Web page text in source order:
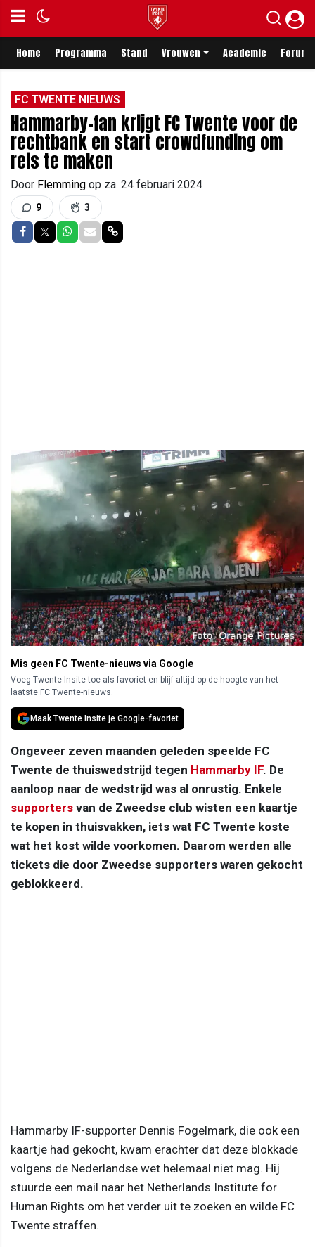
Home Programma Stand Vrouwen Academie Forum
FC TWENTE NIEUWS
Hammarby-fan krijgt FC Twente voor de
rechtbank en start crowdfunding om
reis te maken
Door Flemming op za. 24 februari 2024
9 3
Delen op Facebook
Delen op Twitter
Delen op Whatsapp
Delen via Mail
Delen via link
Mis geen FC Twente-nieuws via Google
Voeg Twente Insite toe als favoriet en blijf altijd op de hoogte van het
laatste FC Twente-nieuws.
Maak Twente Insite je Google-favoriet
Ongeveer zeven maanden geleden speelde FC
Twente de thuiswedstrijd tegen Hammarby IF. De
aanloop naar de wedstrijd was al onrustig. Enkele
supporters van de Zweedse club wisten een kaartje
te kopen in thuisvakken, iets wat FC Twente koste
wat het kost wilde voorkomen. Daarom werden alle
tickets die door Zweedse supporters waren gekocht
geblokkeerd.
Hammarby IF-supporter Dennis Fogelmark, die ook een
kaartje had gekocht, kwam erachter dat deze blokkade
volgens de Nederlandse wet helemaal niet mag. Hij
stuurde een mail naar het Netherlands Institute for
Human Rights om het verder uit te zoeken en wilde FC
Twente straffen.